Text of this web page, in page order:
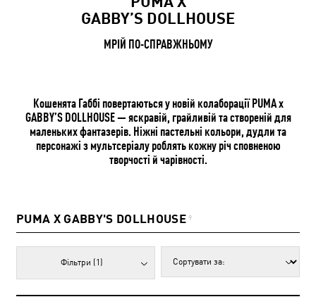
GABBY’S DOLLHOUSE
МРІЙ ПО-СПРАВЖНЬОМУ
Кошенята Габбі повертаються у новій колаборації PUMA x
GABBY’S DOLLHOUSE — яскравій, грайливій та створеній для
маленьких фантазерів. Ніжні пастельні кольори, дудли та
персонажі з мультсеріалу роблять кожну річ сповненою
творчості й чарівності.
PUMA X GABBY'S DOLLHOUSE 9
Фільтри (1)